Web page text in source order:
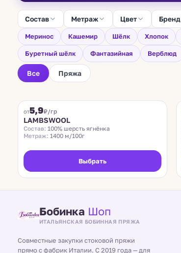
Состав Метраж Цвет Бренд
Меринос Кашемир Шёлк Хлопок
Буретный шёлк Фантазийная Верблюд
Все Пряжа
от5,9₽/гр
LAMBSWOOL
Состав: 100% шерсть ягнёнка
Метраж: 1400 м/100г
Выбрать
Бобинка Шоп
ИТАЛЬЯНСКАЯ БОБИННАЯ ПРЯЖА
Совместные закупки стоковой пряжи
прямо с фабрик Италии. С 2019 года — для